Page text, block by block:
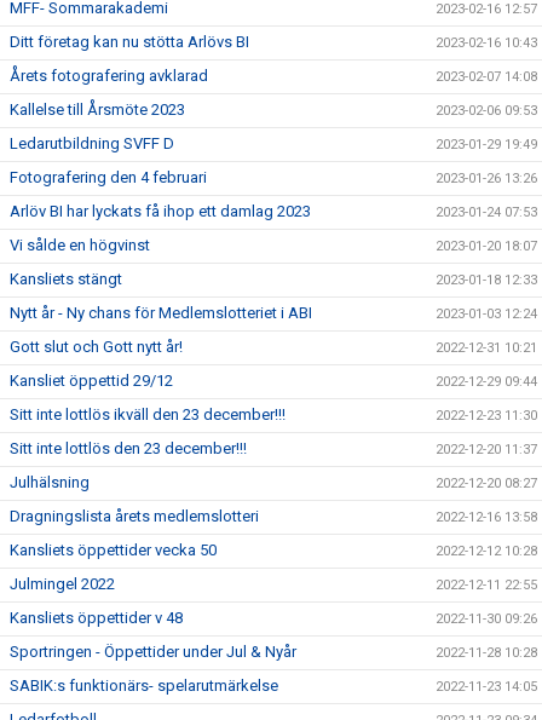
MFF- Sommarakademi 2023-02-16 12:57
Ditt företag kan nu stötta Arlövs BI 2023-02-16 10:43
Årets fotografering avklarad 2023-02-07 14:08
Kallelse till Årsmöte 2023 2023-02-06 09:53
Ledarutbildning SVFF D 2023-01-29 19:49
Fotografering den 4 februari 2023-01-26 13:26
Arlöv BI har lyckats få ihop ett damlag 2023 2023-01-24 07:53
Vi sålde en högvinst 2023-01-20 18:07
Kansliets stängt 2023-01-18 12:33
Nytt år - Ny chans för Medlemslotteriet i ABI 2023-01-03 12:24
Gott slut och Gott nytt år! 2022-12-31 10:21
Kansliet öppettid 29/12 2022-12-29 09:44
Sitt inte lottlös ikväll den 23 december!!! 2022-12-23 11:30
Sitt inte lottlös den 23 december!!! 2022-12-20 11:37
Julhälsning 2022-12-20 08:27
Dragningslista årets medlemslotteri 2022-12-16 13:58
Kansliets öppettider vecka 50 2022-12-12 10:28
Julmingel 2022 2022-12-11 22:55
Kansliets öppettider v 48 2022-11-30 09:26
Sportringen - Öppettider under Jul & Nyår 2022-11-28 10:28
SABIK:s funktionärs- spelarutmärkelse 2022-11-23 14:05